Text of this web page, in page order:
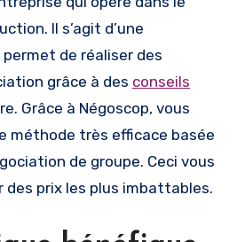
Il s’agit d’une
de réaliser des
grâce à des conseils
Grâce à Négoscop, vous
méthode très efficace basée
de groupe. Ceci vous
des prix les plus imbattables.